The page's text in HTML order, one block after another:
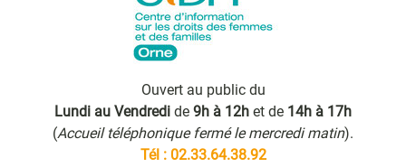
Ouvert au public du
Lundi au Vendredi de 9h à 12h et de 14h à 17h
(Accueil téléphonique fermé le mercredi matin).
Tél : 02.33.64.38.92